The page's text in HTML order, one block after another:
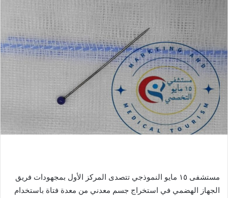
مستشفى ١٥ مايو النموذجي تتصدى المركز الأول بمجهودات فريق
الجهاز الهضمي في استخراج جسم معدني من معدة فتاة باستخدام